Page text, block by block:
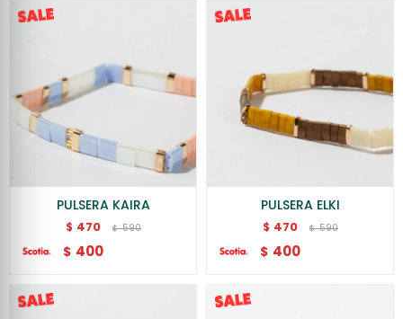
PULSERA KAIRA
$ 470 $ 590
$ 400
PULSERA ELKI
$ 470 $ 590
$ 400